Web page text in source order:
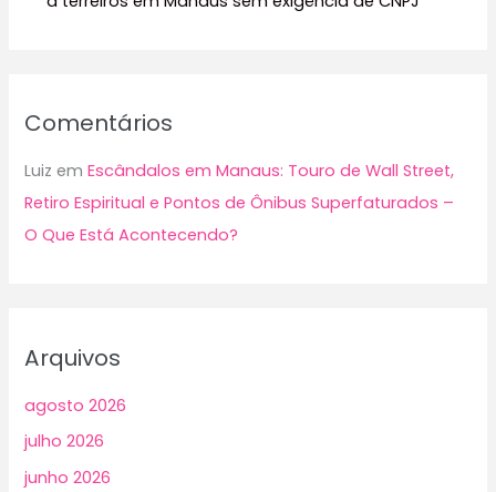
Comentários
Luiz emEscândalos em Manaus: Touro de Wall Street,
Retiro Espiritual e Pontos de Ônibus Superfaturados –
O Que Está Acontecendo?
Arquivos
agosto 2026
julho 2026
junho 2026